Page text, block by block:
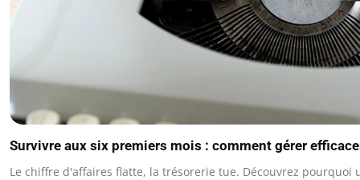
Survivre aux six premiers mois : comment gérer
Le chiffre d'affaires flatte, la trésorerie tue. Découvrez